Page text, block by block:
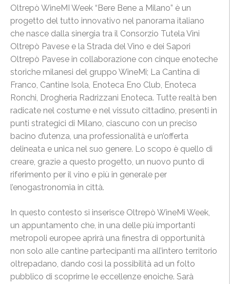
Oltrepò WineMI Week “Bere Bene a Milano” è un
progetto del tutto innovativo nel panorama italiano
che nasce dalla sinergia tra il Consorzio Tutela Vini
Oltrepò Pavese e la Strada del Vino e dei Sapori
Oltrepò Pavese in collaborazione con cinque enoteche
storiche milanesi del gruppo WineMi; La Cantina di
Franco, Cantine Isola, Enoteca Eno Club, Enoteca
Ronchi, Drogheria Radrizzani Enoteca. Tutte realtà ben
radicate nel costume e nel vissuto cittadino, presenti in
punti strategici di Milano, ciascuno con un preciso
bacino d’utenza, una professionalità e un’offerta
delineata e unica nel suo genere. Lo scopo è quello di
creare, grazie a questo progetto, un nuovo punto di
riferimento per il vino e più in generale per
l’enogastronomia in città.
In questo contesto si inserisce Oltrepò WineMi Week,
un appuntamento che, in una delle più importanti
metropoli europee aprirà una finestra di opportunità
non solo alle cantine partecipanti ma all’intero territorio
oltrepadano, dando così la possibilità ad un folto
pubblico di scoprirne le eccellenze enoiche. Sarà